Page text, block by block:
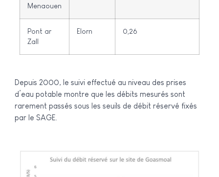
Menaouen
Pont ar
Zall
Elorn 0,26
Depuis 2000, le suivi effectué au niveau des prises
d’eau potable montre que les débits mesurés sont
rarement passés sous les seuils de débit réservé fixés
par le SAGE.